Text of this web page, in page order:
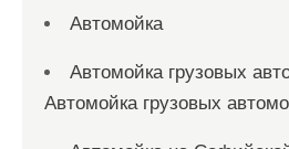
Автомойка
Автомойка грузовых
Автомойка грузовых